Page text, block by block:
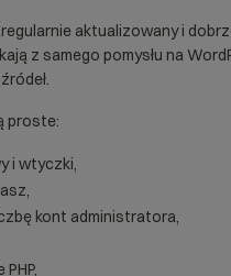
aktualizowany i
z samego pomysłu na
proste:
i wtyczki,
kont administratora,